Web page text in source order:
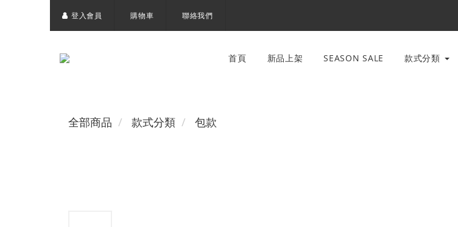
登入會員 購物車 聯絡我們
首頁 新品上架 SEASON SALE 款式分類
全部商品 款式分類 包款